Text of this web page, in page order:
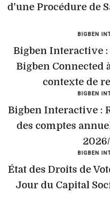
d'une Procédure de
BIGBEN
Bigben Interactive :
Bigben Connected
contexte de
BIGBEN
Bigben Interactive :
des comptes
BIGBEN
État des Droits de
Jour du Capital